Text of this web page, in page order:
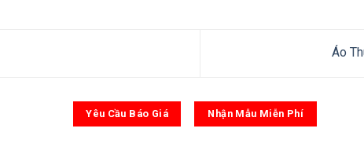
Áo
Yêu Cầu Báo Giá Nhận Mẫu Miễn Phí